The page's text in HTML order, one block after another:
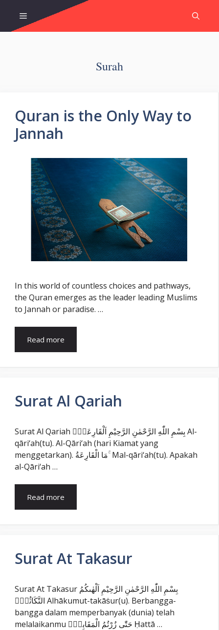
content
Menu
Surah
Quran is the Only Way to
Jannah
In this world of countless choices and pathways,
the Quran emerges as the leader leading Muslims
to Jannah or paradise. …
Read more
Surat Al Qariah
Surat Al Qariah بِسْمِ اللّٰهِ الرَّحْمٰنِ الرَّحِيْمِ اَلْقَارِعَةُۙ Al-
qāri‘ah(tu). Al-Qāri‘ah (hari Kiamat yang
menggetarkan). مَا الْقَارِعَةُ ۚ Mal-qāri‘ah(tu). Apakah
al-Qāri‘ah …
Read more
Surat At Takasur
Surat At Takasur بِسْمِ اللّٰهِ الرَّحْمٰنِ الرَّحِيْمِ اَلْهٰىكُمُ
التَّكَاثُرُۙ Alhākumut-takāṡur(u). Berbangga-
bangga dalam memperbanyak (dunia) telah
melalaikanmu حَتّٰى زُرْتُمُ الْمَقَابِرَۗ Ḥattā …